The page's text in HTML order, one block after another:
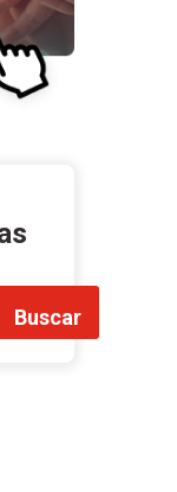
Buscar